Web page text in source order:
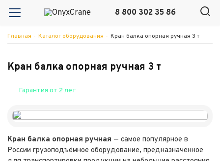
8 800 302 35 86
Главная - Каталог оборудования - Кран балка опорная ручная 3 т
Кран балка опорная ручная 3 т
Гарантия от 2 лет
Кран балка опорная ручная — самое популярное в
России грузоподъёмное оборудование, предназначенное